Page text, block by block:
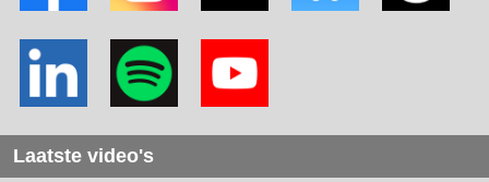
Laatste video's